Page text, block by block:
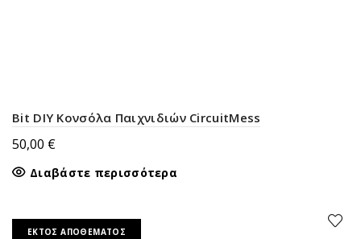
Bit DIY Κονσόλα Παιχνιδιών CircuitMess
50,00 €
Διαβάστε περισσότερα
ΕΚΤΌΣ ΑΠΟΘΈΜΑΤΟΣ